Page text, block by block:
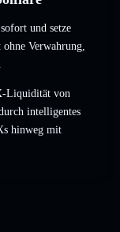
und setze
Verwahrung,
Liquidität von
intelligentes
hinweg mit